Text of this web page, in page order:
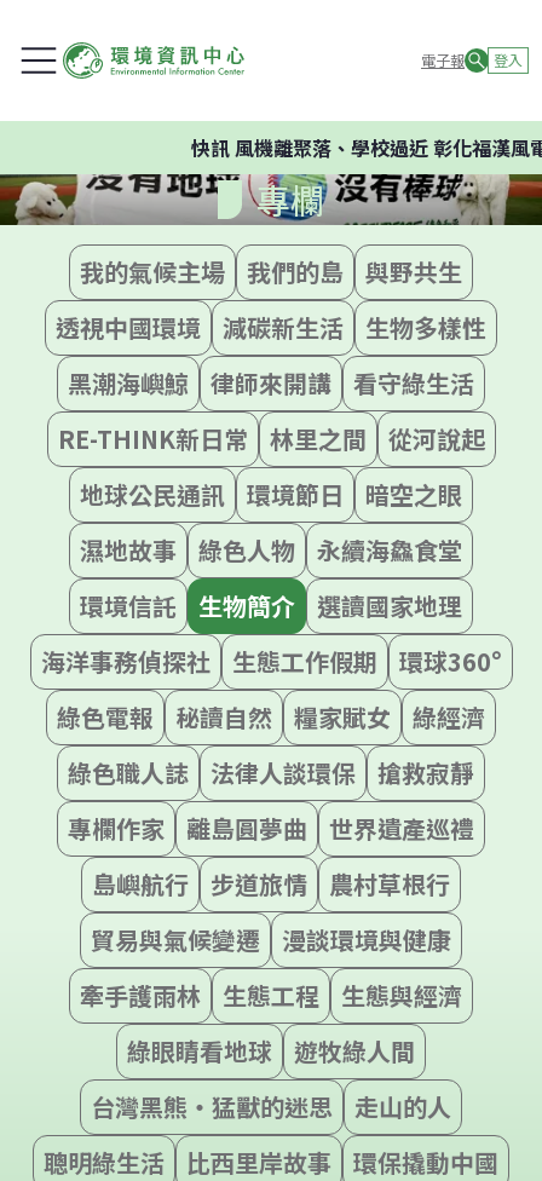
電子報 登入
快訊風機離聚落、學校過近 彰化福漢風
專欄
我的氣候主場 我們的島
與野共生
透視中國環境
減碳新生活
生物多樣性
黑潮海嶼鯨
律師來開講
看守綠生活
RE-THINK新日常
林里之間
從河說起
地球公民通訊
環境節日
暗空之眼
濕地故事
綠色人物
永續海鱻食堂
環境信託
生物簡介
選讀國家地理
海洋事務偵探社
生態工作假期
環球360°
綠色電報
秘讀自然 糧家賦女
綠經濟
綠色職人誌
法律人談環保
搶救寂靜
專欄作家
離島圓夢曲
世界遺產巡禮
島嶼航行
步道旅情
農村草根行
貿易與氣候變遷
漫談環境與健康
牽手護雨林
生態工程
生態與經濟
綠眼睛看地球
遊牧綠人間
台灣黑熊‧猛獸的迷思
走山的人
聰明綠生活
比西里岸故事
環保撬動中國